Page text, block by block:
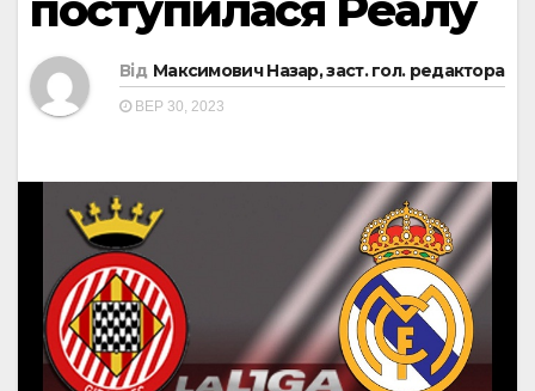
Від Максимович Назар, заст. гол. редактора
ВЕР 30, 2023